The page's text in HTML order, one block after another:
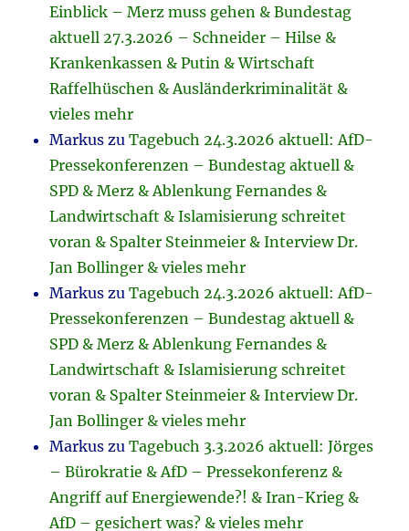
Einblick – Merz muss gehen & Bundestag
aktuell 27.3.2026 – Schneider – Hilse &
Krankenkassen & Putin & Wirtschaft
Raffelhüschen & Ausländerkriminalität &
vieles mehr
Markus zuTagebuch 24.3.2026 aktuell: AfD-
Pressekonferenzen – Bundestag aktuell &
SPD & Merz & Ablenkung Fernandes &
Landwirtschaft & Islamisierung schreitet
voran & Spalter Steinmeier & Interview Dr.
Jan Bollinger & vieles mehr
Markus zuTagebuch 24.3.2026 aktuell: AfD-
Pressekonferenzen – Bundestag aktuell &
SPD & Merz & Ablenkung Fernandes &
Landwirtschaft & Islamisierung schreitet
voran & Spalter Steinmeier & Interview Dr.
Jan Bollinger & vieles mehr
Markus zuTagebuch 3.3.2026 aktuell: Jörges
– Bürokratie & AfD – Pressekonferenz &
Angriff auf Energiewende?! & Iran-Krieg &
AfD – gesichert was? & vieles mehr